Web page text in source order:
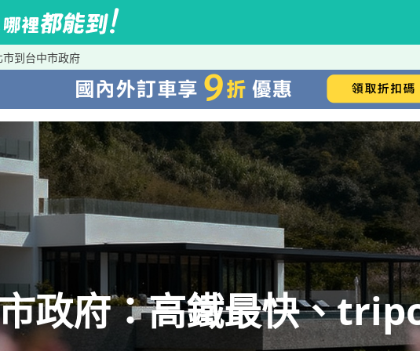
市到台中市政府
政府：高鐵最快、